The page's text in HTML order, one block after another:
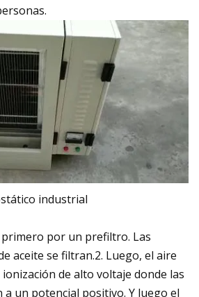
industrial
primero por un prefiltro. Las
aceite se filtran.2. Luego, el aire
ionización de alto voltaje donde las
a un potencial positivo. Y luego el